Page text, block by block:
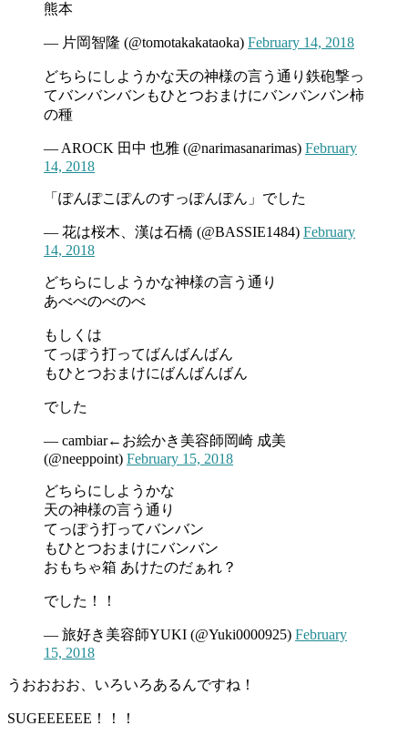
熊本
— 片岡智隆 (@tomotakakataoka) February 14, 2018
どちらにしようかな天の神様の言う通り鉄砲撃っ
てバンバンバンもひとつおまけにバンバンバン柿
の種
— AROCK 田中 也雅 (@narimasanarimas) February
14, 2018
「ぽんぽこぽんのすっぽんぽん」でした
— 花は桜木、漢は石橋 (@BASSIE1484) February
14, 2018
どちらにしようかな神様の言う通り
あべべのべのべ
もしくは
てっぽう打ってばんばんばん
もひとつおまけにばんばんばん
でした
— cambiar←お絵かき美容師岡崎 成美
(@neeppoint) February 15, 2018
どちらにしようかな
天の神様の言う通り
てっぽう打ってバンバン
もひとつおまけにバンバン
おもちゃ箱 あけたのだぁれ？
でした！！
— 旅好き美容師YUKI (@Yuki0000925) February
15, 2018
うおおおお、いろいろあるんですね！
SUGEEEEEE！！！